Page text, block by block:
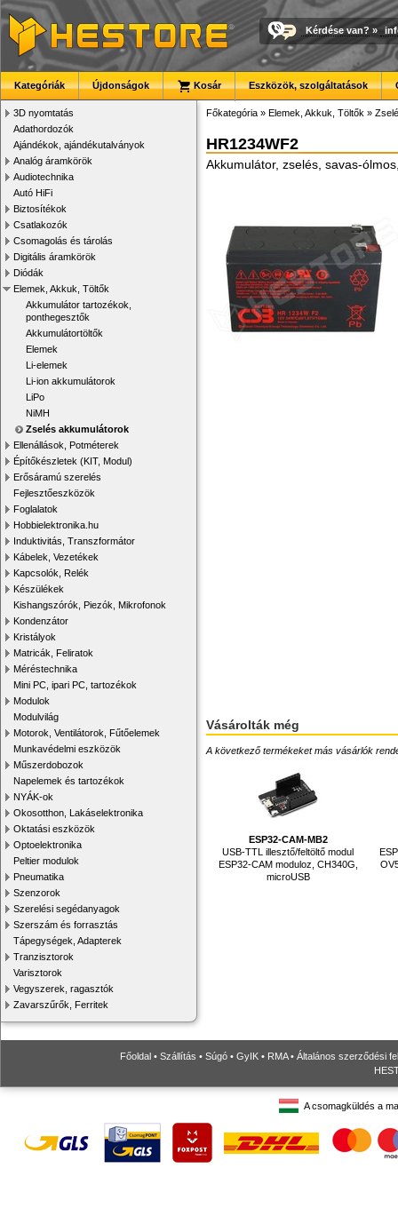
Kérdése van? »
Kategóriák Újdonságok Kosár Eszközök, szolgáltatások
3D nyomtatás
Adathordozók
Ajándékok, ajándékutalványok
Analóg áramkörök
Audiotechnika
Autó HiFi
Biztosítékok
Csatlakozók
Csomagolás és tárolás
Digitális áramkörök
Diódák
Elemek, Akkuk, Töltők
Akkumulátor tartozékok,
ponthegesztők
Akkumulátortöltők
Elemek
Li-elemek
Li-ion akkumulátorok
LiPo
NiMH
Zselés akkumulátorok
Ellenállások, Potméterek
Építőkészletek (KIT, Modul)
Erősáramú szerelés
Fejlesztőeszközök
Foglalatok
Hobbielektronika.hu
Induktivitás, Transzformátor
Kábelek, Vezetékek
Kapcsolók, Relék
Készülékek
Kishangszórók, Piezók, Mikrofonok
Kondenzátor
Kristályok
Matricák, Feliratok
Méréstechnika
Mini PC, ipari PC, tartozékok
Modulok
Modulvilág
Motorok, Ventilátorok, Fűtőelemek
Munkavédelmi eszközök
Műszerdobozok
Napelemek és tartozékok
NYÁK-ok
Okosotthon, Lakáselektronika
Oktatási eszközök
Optoelektronika
Peltier modulok
Pneumatika
Szenzorok
Szerelési segédanyagok
Szerszám és forrasztás
Tápegységek, Adapterek
Tranzisztorok
Varisztorok
Vegyszerek, ragasztók
Zavarszűrők, Ferritek
Főkategória » Elemek, Akkuk, Töltők »
HR1234WF2
Akkumulátor, zselés, savas-
Vásárolták még
A következő termékeket más vásárlók
ESP32-CAM-MB2
USB-TTL illesztő/feltöltő modul
ESP32-CAM moduloz, CH340G,
microUSB
Főoldal • Szállítás • Súgó • GyIK • RMA• Általános szerződési
A csomagküldés a